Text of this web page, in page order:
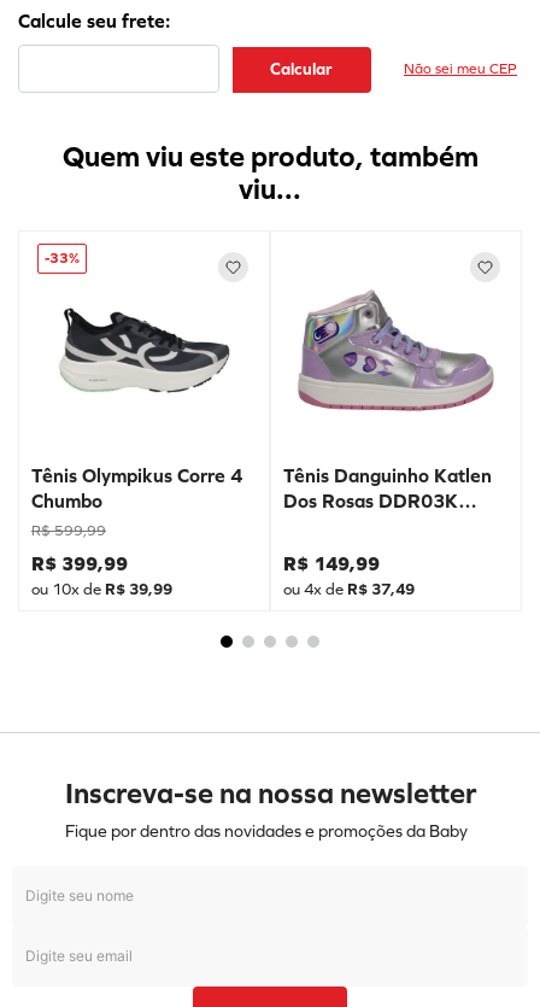
Não sei meu CEP
Quem viu este produto, também
viu...
-33%
Tênis Olympikus Corre 4
Chumbo
R$ 599,99
R$ 399,99
ou 10x de R$ 39,99
Tênis Danguinho Katlen
Dos Rosas DDR03K
R$ 149,99
ou4x de R$ 37,49
Inscreva-se na nossa newsletter
Fique por dentro das novidades e promoções da Baby